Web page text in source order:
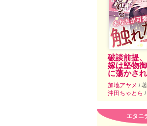
破談前提
嫁は堅物
に蕩かさ
加地アヤメ /
沖田ちゃとら /
エタニ